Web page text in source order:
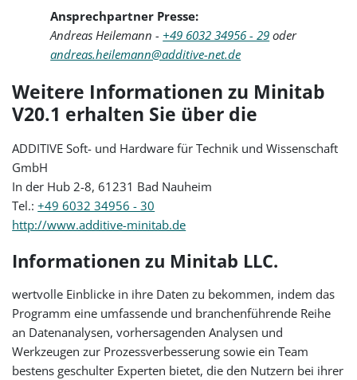
Ansprechpartner Presse:
Andreas Heilemann - +49 6032 34956 - 29 oder
andreas.heilemann@additive-net.de
Weitere Informationen zu Minitab
V20.1 erhalten Sie über die
ADDITIVE Soft- und Hardware für Technik und Wissenschaft
GmbH
In der Hub 2-8, 61231 Bad Nauheim
Tel.:+49 6032 34956 - 30
http://www.additive-minitab.de
Informationen zu Minitab LLC.
wertvolle Einblicke in ihre Daten zu bekommen, indem das
Programm eine umfassende und branchenführende Reihe
an Datenanalysen, vorhersagenden Analysen und
Werkzeugen zur Prozessverbesserung sowie ein Team
bestens geschulter Experten bietet, die den Nutzern bei ihrer